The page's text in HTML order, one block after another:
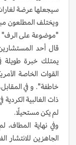
سيجعلها عرضة
ويختلف المطلعون
"موضوعة على الرف"
قال أحد
يمتلك خبرة طويلة
القوات الخاصة
خاطفة". و في
ذات الغالبية
لم يكن مستحيلًا.
وفي نهاية
الجاهزين للانتشار